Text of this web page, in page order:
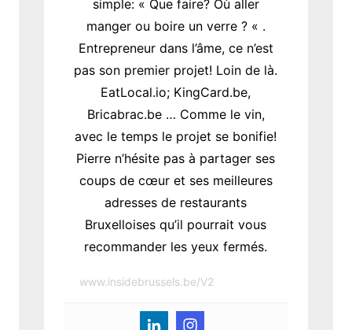
simple: « Que faire? Où aller
manger ou boire un verre ? « .
Entrepreneur dans l’âme, ce n’est
pas son premier projet! Loin de là.
EatLocal.io; KingCard.be,
Bricabrac.be … Comme le vin,
avec le temps le projet se bonifie!
Pierre n’hésite pas à partager ses
coups de cœur et ses meilleures
adresses de restaurants
Bruxelloises qu’il pourrait vous
recommander les yeux fermés.
www.insidebrussels.be/V2